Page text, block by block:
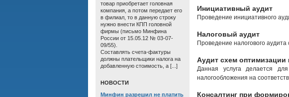
Инициативный аудит
Проведение инициативного
Налоговый аудит
Проведение налогового
Аудит схем оптимизации
Данная услуга делается
налогообложения на
Консалтинг при
товар приобретает головная
компания, а потом передает его
в филиал, то в данную строку
нужно внести КПП головной
фирмы (письмо Минфина
России от 15.05.12 № 03-07-
09/55).
Составлять счета-фактуры
должны плательщики налога на
добавленную стоимость, а [...]
HОВОСТИ
Минфин разрешил не платить